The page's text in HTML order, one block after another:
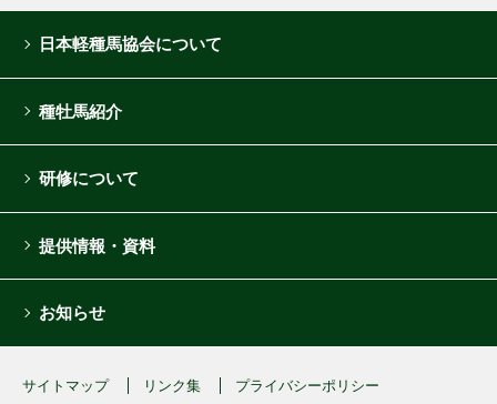
日本軽種馬協会について
種牡馬紹介
研修について
提供情報・資料
お知らせ
サイトマップ リンク集 プライバシーポリシー